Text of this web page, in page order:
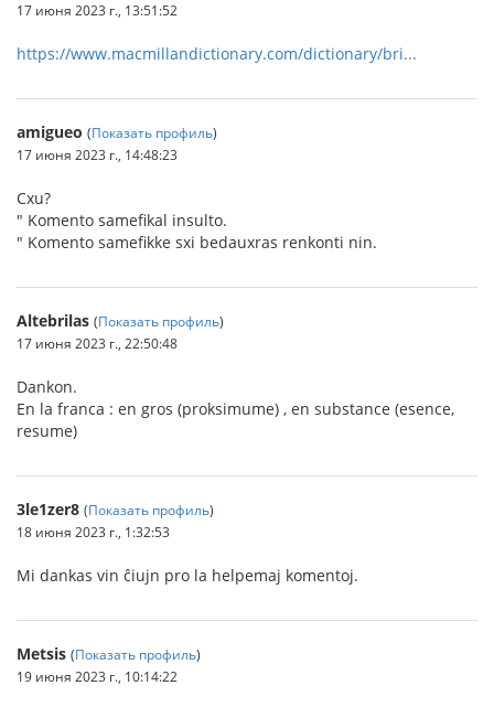
17 июня 2023 г., 13:51:52
https://www.macmillandictionary.com/dictionary/bri...
amigueo (Показать профиль)
17 июня 2023 г., 14:48:23
Cxu?
" Komento samefikal insulto.
" Komento samefikke sxi bedauxras renkonti nin.
Altebrilas (Показать профиль)
17 июня 2023 г., 22:50:48
Dankon.
En la franca : en gros (proksimume) , en substance (esence,
resume)
3le1zer8 (Показать профиль)
18 июня 2023 г., 1:32:53
Mi dankas vin ĉiujn pro la helpemaj komentoj.
Metsis (Показать профиль)
19 июня 2023 г., 10:14:22